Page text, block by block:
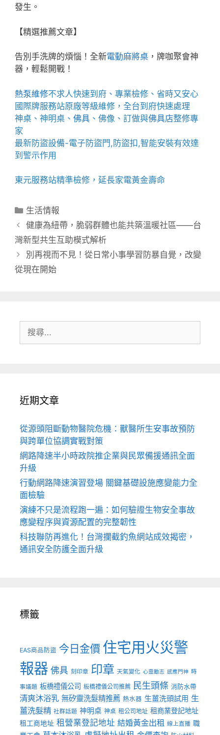
發生。
【精選推薦文章】
告別手洗牌的煩惱！全新電動麻將桌 ，牌咖聚會神
器，輕鬆開戰！
熱泵維修不求人快速到府、專業檢修、省時又安心
國際牌服務站原廠等級維修，全台到府快速處理
神桌、 神明桌 、 佛具 、佛像、訂做與佛具店整修專
家
最新防盜設備-電子防盜門 ,防盜扣,智能安裝有效達
到警示作用
東元服務站精準檢修，延長家電黃金壽命
分
類
生活情報
健康為紐帶，脆弱群體也能共築溫暖社區——台
灣新型共生互助模式解析
別再視而不見！從日常小事學習防暴自覺，改變
從現在開始
尋:
近期文章
從源頭阻斷動物醫院危機：獸醫所生安事故預防
與跨單位協調實戰對策
網路降速半小時政院推企業與民眾備援通訊全面
升級
行動網路降速演習登場 關鍵基礎設施應變能力全
面檢驗
演練不只是流程跑一遍：如何驗證生物安全事故
應變程序與資源配置的完整韌性
科技聯防再進化！台灣攔截釣魚網站成效揭密，
通訊安全防護全面升級
標籤
EAS商品防盜 今日金價 住宅用火災警
報器 佛具 刻印章 印章 天氣變化 心靈勵志 感應門神 時
事議題 板橋禮儀公司 板橋禮儀公司推薦 民生頭條 消防水帶
清爽沐浴乳 無矽靈洗髮精推薦 熱水器 生薑洗頭試用 生
薑洗髮精 社群話題 神明桌 神桌 租公司地址 租商業登記地址
租工商地址 租營業登記地址 結婚黃金出租 線上直播 職